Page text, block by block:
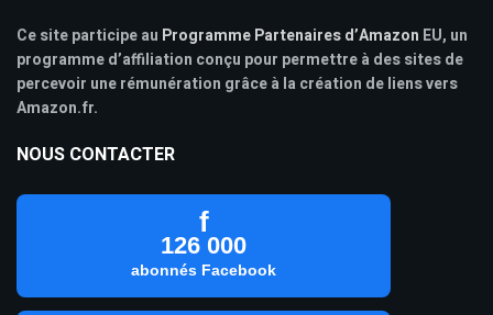
Ce site participe au Programme Partenaires d’Amazon EU, un
programme d’affiliation conçu pour permettre à des sites de
percevoir une rémunération grâce à la création de liens vers
Amazon.fr.
NOUS CONTACTER
f
126 000
abonnés Facebook